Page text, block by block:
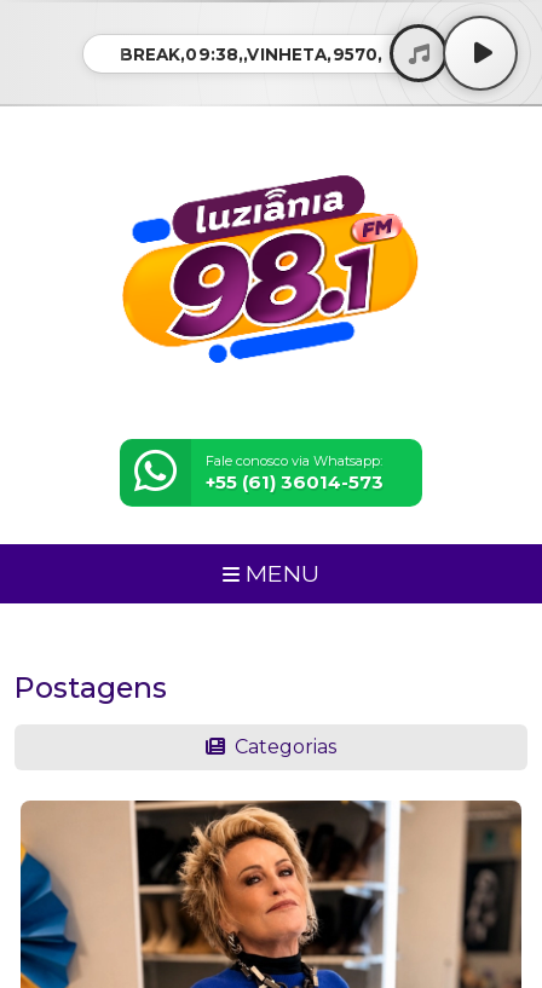
BREAK,09:38,,VINHETA,9570,
Fale conosco via Whatsapp:
+55 (61) 36014-573
MENU
Postagens
Categorias